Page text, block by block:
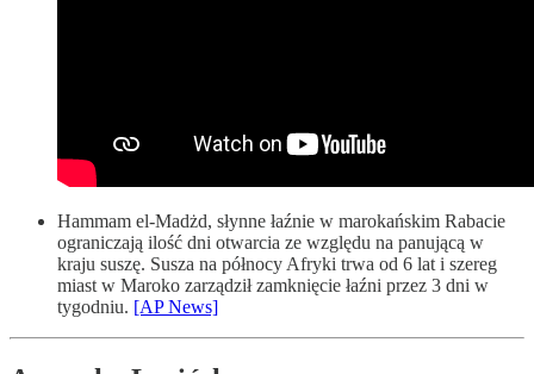
Hammam el-Madżd, słynne łaźnie w marokańskim Rabacie
ograniczają ilość dni otwarcia ze względu na panującą w
kraju suszę. Susza na północy Afryki trwa od 6 lat i szereg
miast w Maroko zarządził zamknięcie łaźni przez 3 dni w
tygodniu. [AP News]